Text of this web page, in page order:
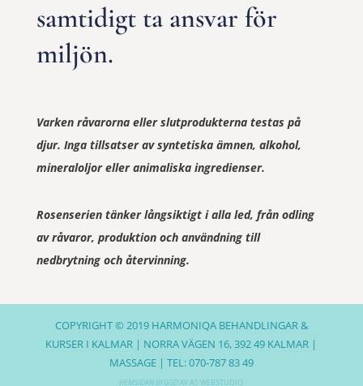
samtidigt ta ansvar för
miljön.
Varken råvarorna eller slutprodukterna testas på
djur. Inga tillsatser av syntetiska ämnen, alkohol,
mineraloljor eller animaliska ingredienser.
Rosenserien tänker långsiktigt i alla led, från odling
av råvaror, produktion och användning till
nedbrytning och återvinning.​
COPYRIGHT © 2019 HARMONIQA BEHANDLINGAR &
KURSER I KALMAR | NORRA VÄGEN 16, 392 49 KALMAR |
MASSAGE | TEL: 070-787 83 49
HEMSIDAN BYGGD AVAS WEBSTUDIO